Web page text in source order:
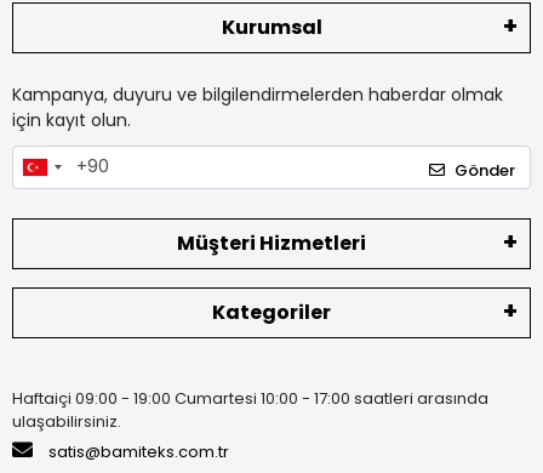
Kurumsal
Kampanya, duyuru ve bilgilendirmelerden haberdar olmak
için kayıt olun.
Gönder
Müşteri Hizmetleri
Kategoriler
Haftaiçi 09:00 - 19:00 Cumartesi 10:00 - 17:00 saatleri arasında
ulaşabilirsiniz.
satis@bamiteks.com.tr